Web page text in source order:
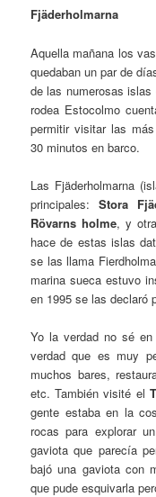
Fjäderholmarna
Aquella mañana los
quedaban un par de
de las numerosas
rodea Estocolmo
permitir visitar las
30 minutos en barco.
Las Fjäderholmarna
principales:Stora
Rövarns holme, y
hace de estas islas
se las llama
marina sueca estuvo
en 1995 se las declaró
Yo la verdad no sé
verdad que es muy
muchos bares,
etc. También visité el
gente estaba en la
rocas para explorar
gaviota que parecía
bajó una gaviota con
que pude esquivarla